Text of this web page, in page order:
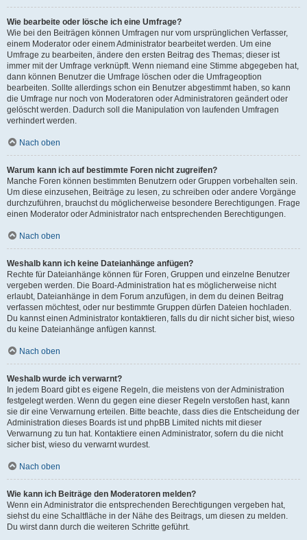
Wie bearbeite oder lösche ich eine Umfrage?
Wie bei den Beiträgen können Umfragen nur vom ursprünglichen Verfasser,
einem Moderator oder einem Administrator bearbeitet werden. Um eine
Umfrage zu bearbeiten, ändere den ersten Beitrag des Themas; dieser ist
immer mit der Umfrage verknüpft. Wenn niemand eine Stimme abgegeben hat,
dann können Benutzer die Umfrage löschen oder die Umfrageoption
bearbeiten. Sollte allerdings schon ein Benutzer abgestimmt haben, so kann
die Umfrage nur noch von Moderatoren oder Administratoren geändert oder
gelöscht werden. Dadurch soll die Manipulation von laufenden Umfragen
verhindert werden.
Nach oben
Warum kann ich auf bestimmte Foren nicht zugreifen?
Manche Foren können bestimmten Benutzern oder Gruppen vorbehalten sein.
Um diese einzusehen, Beiträge zu lesen, zu schreiben oder andere Vorgänge
durchzuführen, brauchst du möglicherweise besondere Berechtigungen. Frage
einen Moderator oder Administrator nach entsprechenden Berechtigungen.
Nach oben
Weshalb kann ich keine Dateianhänge anfügen?
Rechte für Dateianhänge können für Foren, Gruppen und einzelne Benutzer
vergeben werden. Die Board-Administration hat es möglicherweise nicht
erlaubt, Dateianhänge in dem Forum anzufügen, in dem du deinen Beitrag
verfassen möchtest, oder nur bestimmte Gruppen dürfen Dateien hochladen.
Du kannst einen Administrator kontaktieren, falls du dir nicht sicher bist, wieso
du keine Dateianhänge anfügen kannst.
Nach oben
Weshalb wurde ich verwarnt?
In jedem Board gibt es eigene Regeln, die meistens von der Administration
festgelegt werden. Wenn du gegen eine dieser Regeln verstoßen hast, kann
sie dir eine Verwarnung erteilen. Bitte beachte, dass dies die Entscheidung der
Administration dieses Boards ist und phpBB Limited nichts mit dieser
Verwarnung zu tun hat. Kontaktiere einen Administrator, sofern du die nicht
sicher bist, wieso du verwarnt wurdest.
Nach oben
Wie kann ich Beiträge den Moderatoren melden?
Wenn ein Administrator die entsprechenden Berechtigungen vergeben hat,
siehst du eine Schaltfläche in der Nähe des Beitrags, um diesen zu melden.
Du wirst dann durch die weiteren Schritte geführt.